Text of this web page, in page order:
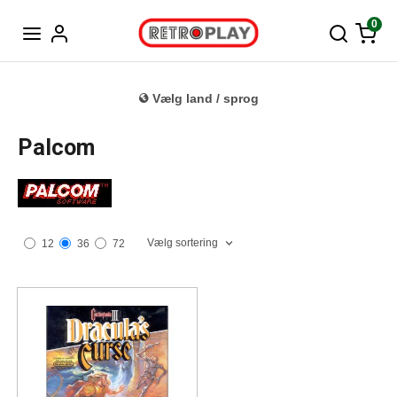
0
Vælg land / sprog
Palcom
12 36 72 Vælg sortering